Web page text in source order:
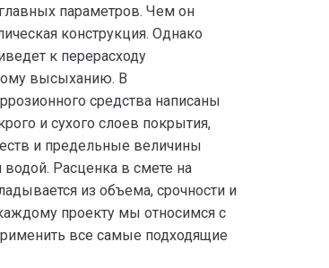
параметров. Чем он
конструкция. Однако
к перерасходу
высыханию. В
средства написаны
и сухого слоев покрытия,
и предельные величины
Расценка в смете на
из объема, срочности и
проекту мы относимся с
все самые подходящие